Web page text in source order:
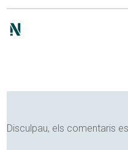
Disculpau, els comentaris